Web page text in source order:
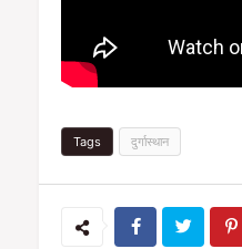
Tags दुर्गास्थान